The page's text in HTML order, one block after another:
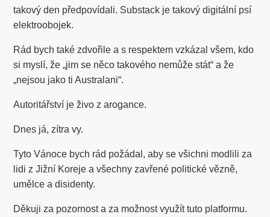
takový den předpovídali. Substack je takový digitální psí
elektroobojek.
Rád bych také zdvořile a s respektem vzkázal všem, kdo
si myslí, že „jim se něco takového nemůže stát“ a že
„nejsou jako ti Australani“.
Autoritářství je živo z arogance.
Dnes já, zítra vy.
Tyto Vánoce bych rád požádal, aby se všichni modlili za
lidi z Jižní Koreje a všechny zavřené politické vězně,
umělce a disidenty.
Děkuji za pozornost a za možnost využít tuto platformu.